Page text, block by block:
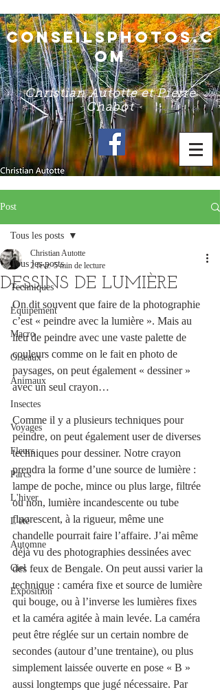
conseilsphotos.c
om
Christian Autotte et Pierre
Chabot
Post
Tous les posts
Techniques
Équipement
Macro
Oiseaux
Animaux
Insectes
Voyages
Fleurs
Parcs
L'hiver
L'été
Automne
Ciel
Exposition
Tous les posts
DESSINS DE LUMIÈRE
Christian Autotte
2 févr. 5 min de lecture
On dit souvent que faire de la photographie
c’est « peindre avec la lumière ». Mais au
lieu de peindre avec une vaste palette de
couleurs comme on le fait en photo de
paysages, on peut également « dessiner »
avec un seul crayon…
Comme il y a plusieurs techniques pour
peindre, on peut également user de diverses
techniques pour dessiner. Notre crayon
prendra la forme d’une source de lumière :
lampe de poche, mince ou plus large, filtrée
ou non, lumière incandescente ou tube
fluorescent, à la rigueur, même une
chandelle pourrait faire l’affaire. J’ai même
déjà vu des photographies dessinées avec
des feux de Bengale. On peut aussi varier la
technique : caméra fixe et source de lumière
qui bouge, ou à l’inverse les lumières fixes
et la caméra agitée à main levée. La caméra
peut être réglée sur un certain nombre de
secondes (autour d’une trentaine), ou plus
simplement laissée ouverte en pose « B »
aussi longtemps que jugé nécessaire. Par